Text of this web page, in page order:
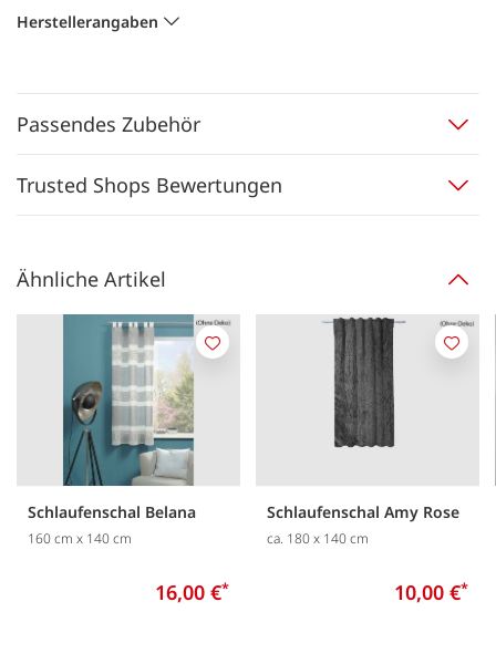
Herstellerangaben
Passendes Zubehör
Trusted Shops Bewertungen
Ähnliche Artikel
Schlaufenschal Belana
160 cm x 140 cm
16,00 €*
Merken
Schlaufenschal Amy Rose
ca. 180 x 140 cm
10,00 €*